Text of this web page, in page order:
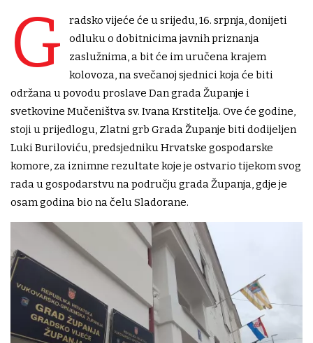
G
radsko vijeće će u srijedu, 16. srpnja, donijeti
odluku o dobitnicima javnih priznanja
zaslužnima, a bit će im uručena krajem
kolovoza, na svečanoj sjednici koja će biti
održana u povodu proslave Dan grada Županje i
svetkovine Mučeništva sv. Ivana Krstitelja. Ove će godine,
stoji u prijedlogu, Zlatni grb Grada Županje biti dodijeljen
Luki Buriloviću, predsjedniku Hrvatske gospodarske
komore, za iznimne rezultate koje je ostvario tijekom svog
rada u gospodarstvu na području grada Županja, gdje je
osam godina bio na čelu Sladorane.